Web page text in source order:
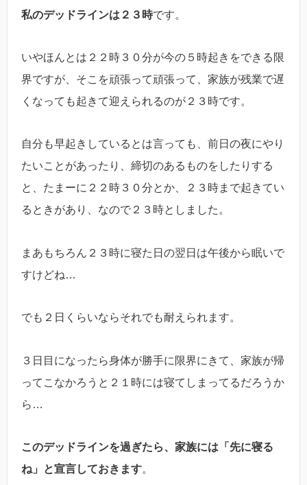
私のデッドラインは２３時です。
いやほんとは２２時３０分が今の５時起きをできる限
界ですが、そこを頑張って頑張って、家族が残業で遅
くなっても起きて迎えられるのが２３時です。
自分も早起きしているとは言っても、前日の夜にやり
たいことがあったり、締切のあるものをしたりする
と、たまーに２２時３０分とか、２３時まで起きてい
るときがあり、なので２３時としました。
まあもちろん２３時に寝た日の翌日は午後から眠いで
すけどね…
でも２日くらいならそれでも耐えられます。
３日目になったら身体が勝手に限界にきて、家族が帰
ってこなかろうと２１時には寝てしまってるだろうか
ら…
このデッドラインを過ぎたら、家族には「先に寝る
ね」と宣言しておきます。